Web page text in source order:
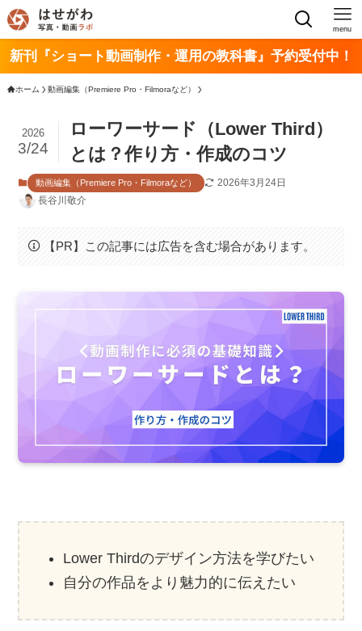
menu
新刊『ショート動画制作・運用の教科書』予約受付中！
ホーム 動画編集（Premiere Pro・Filmoraなど）
ローワーサード（Lower Third）
とは？作り方・作成のコツ
2026
3/24
動画編集（Premiere Pro・Filmoraなど）
2026年3月24日
長谷川敬介
【PR】この記事には広告を含む場合があります。
Lower Thirdのデザイン方法を学びたい
自分の作品をより魅力的に伝えたい